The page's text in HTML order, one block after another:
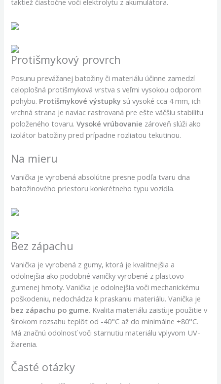
taktiež čiastočne voči elektrolytu z akumulátora.
Protišmykový provrch
Posunu prevážanej batožiny či materiálu účinne zamedzí
celoplošná protišmyková vrstva s veľmi vysokou odporom
pohybu. Protišmykové výstupky sú vysoké cca 4 mm, ich
vrchná strana je naviac rastrovaná pre ešte väčšiu stabilitu
položeného tovaru.Vysoké vrúbovanie zároveň slúži ako
izolátor batožiny pred prípadne rozliatou tekutinou.
Na mieru
Vanička je vyrobená absolútne presne podľa tvaru dna
batožinového priestoru konkrétneho typu vozidla.
Bez zápachu
Vanička je vyrobená z gumy, ktorá je kvalitnejšia a
odolnejšia ako podobné vaničky vyrobené z plastovo-
gumenej hmoty. Vanička je odolnejšia voči mechanickému
poškodeniu, nedochádza k praskaniu materiálu. Vanička je
bez zápachu po gume. Kvalita materiálu zaisťuje použitie v
širokom rozsahu teplôt od -40°C až do minimálne +80°C.
Má značnú odolnosť voči starnutiu materiálu vplyvom UV-
žiarenia.
Časté otázky